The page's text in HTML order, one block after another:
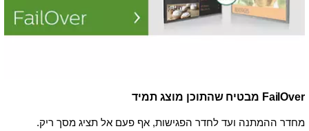
FailOver מבטיח שהתוכן מוצג תמיד
מחדר ההמתנה ועד לחדר הפגישות, אף פעם אל תציג מסך ריק.